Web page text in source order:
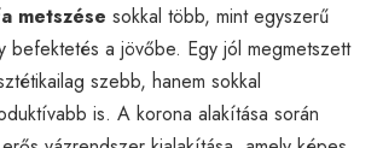
metszése sokkal több, mint egyszerű
befektetés a jövőbe. Egy jól megmetszett
szebb, hanem sokkal
is. A korona alakítása során